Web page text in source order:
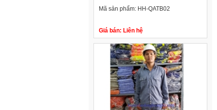
Mã sản phẩm: HH-QATB02
Giá bán: Liên hệ